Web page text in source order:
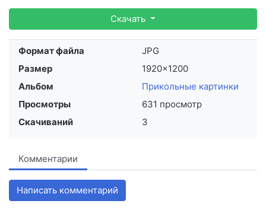
Скачать
Формат файла
JPG
Размер
1920×1200
Альбом
Прикольные картинки
Просмотры
631 просмотр
Скачиваний
3
Комментарии
Написать комментарий